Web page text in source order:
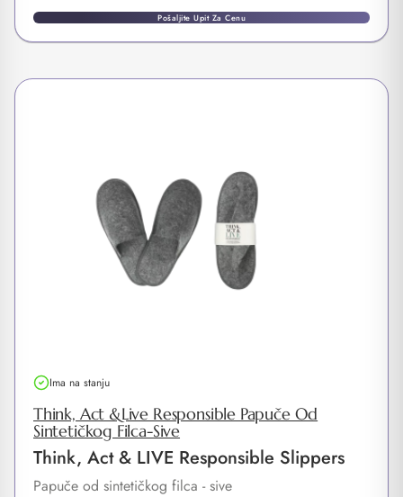
Pošaljite Upit Za Cenu
Ima na stanju
Think, Act &Live Responsible Papuče Od
Sintetičkog Filca-Sive
Think, Act & LIVE Responsible Slippers
Papuče od sintetičkog filca - sive